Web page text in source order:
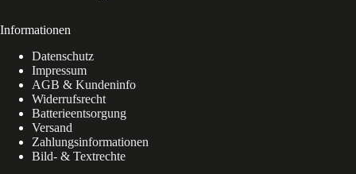
Informationen
Datenschutz
Impressum
AGB & Kundeninfo
Widerrufsrecht
Batterieentsorgung
Versand
Zahlungsinformationen
Bild- & Textrechte